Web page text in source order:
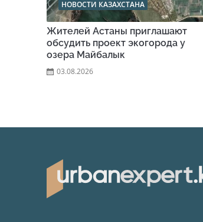
НОВОСТИ КАЗАХСТАНА
Жителей Астаны приглашают
обсудить проект экогорода у
озера Майбалык
03.08.2026